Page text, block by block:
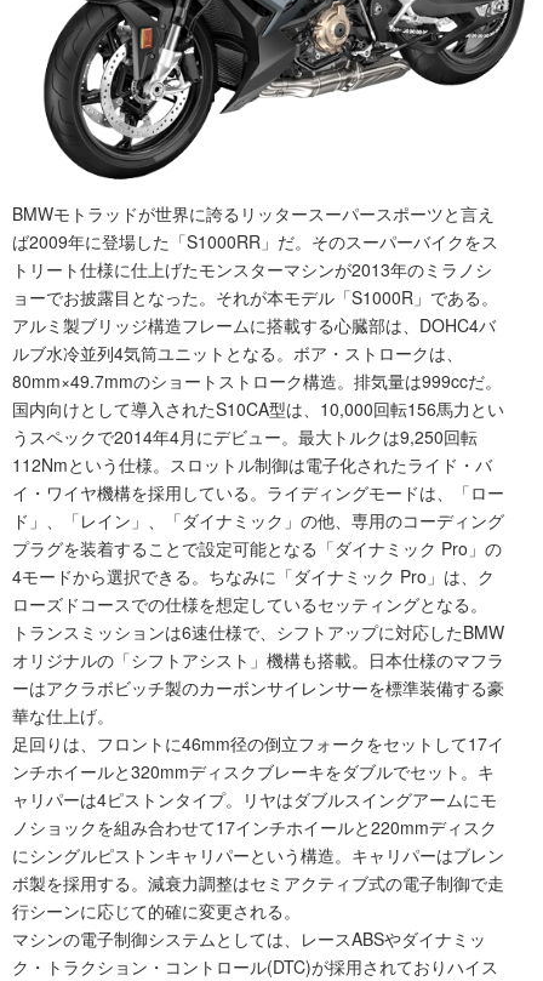
BMWモトラッドが世界に誇るリッタースーパースポーツと言え
ば2009年に登場した「S1000RR」だ。そのスーパーバイクをス
トリート仕様に仕上げたモンスターマシンが2013年のミラノシ
ョーでお披露目となった。それが本モデル「S1000R」である。
アルミ製ブリッジ構造フレームに搭載する心臓部は、DOHC4バ
ルブ水冷並列4気筒ユニットとなる。ボア・ストロークは、
80mm×49.7mmのショートストローク構造。排気量は999ccだ。
国内向けとして導入されたS10CA型は、10,000回転156馬力とい
うスペックで2014年4月にデビュー。最大トルクは9,250回転
112Nmという仕様。スロットル制御は電子化されたライド・バ
イ・ワイヤ機構を採用している。ライディングモードは、「ロー
ド」、「レイン」、「ダイナミック」の他、専用のコーディング
プラグを装着することで設定可能となる「ダイナミック Pro」の
4モードから選択できる。ちなみに「ダイナミック Pro」は、ク
ローズドコースでの仕様を想定しているセッティングとなる。
トランスミッションは6速仕様で、シフトアップに対応したBMW
オリジナルの「シフトアシスト」機構も搭載。日本仕様のマフラ
ーはアクラボビッチ製のカーボンサイレンサーを標準装備する豪
華な仕上げ。
足回りは、フロントに46mm径の倒立フォークをセットして17イ
ンチホイールと320mmディスクブレーキをダブルでセット。キ
ャリパーは4ピストンタイプ。リヤはダブルスイングアームにモ
ノショックを組み合わせて17インチホイールと220mmディスク
にシングルピストンキャリパーという構造。キャリパーはブレン
ボ製を採用する。減衰力調整はセミアクティブ式の電子制御で走
行シーンに応じて的確に変更される。
マシンの電子制御システムとしては、レースABSやダイナミッ
ク・トラクション・コントロール(DTC)が採用されておりハイス